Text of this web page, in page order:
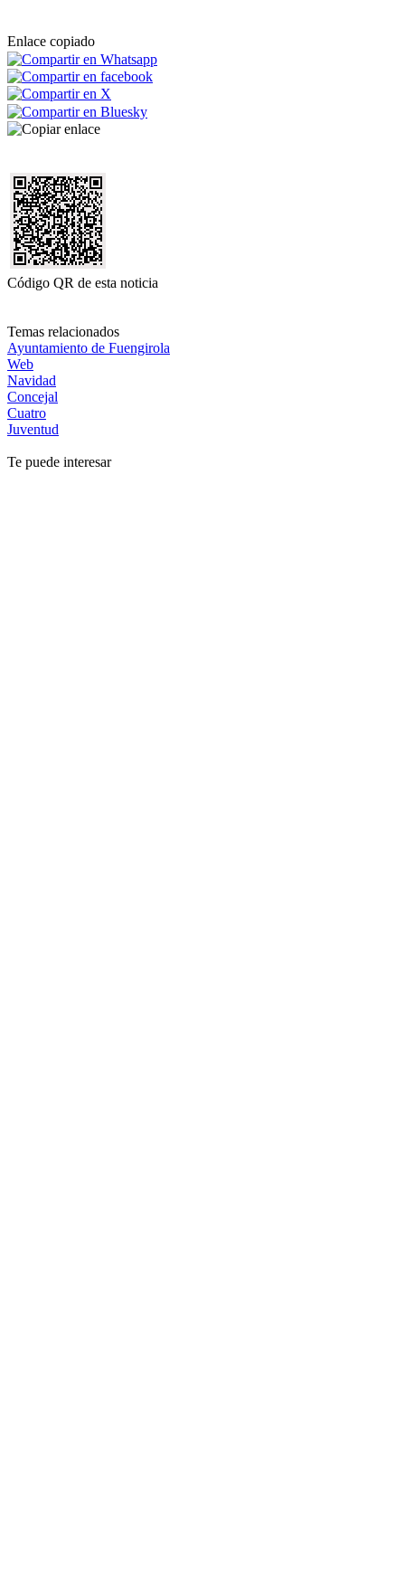
Enlace copiado
Código QR de esta noticia
Temas relacionados
Ayuntamiento de Fuengirola
Web
Navidad
Concejal
Cuatro
Juventud
Te puede interesar